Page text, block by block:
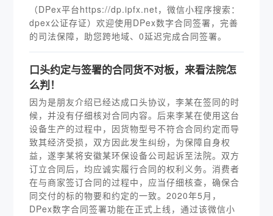
（DPex平台https://dp.ipfx.net，微信小程序搜索：
dpex公证存证）欢迎使用DPex数字合同签署，完善
的司法保障，助您跨地域、0延迟完成合同签署。
口头约定与签署的合同货不对板，来看法院怎
么判！
因为是朋友介绍已经达成口头协议，李某在签同的时
候，并没有仔细核对合同内容。后来李某在使用这台
设备生产的过程中，因货物型号不符合合同约定而导
致其经济受损，双方因此发生纠纷，为保障自身权
益，遂李某将安徽某环保设备公司起诉至法院。双方
订立合同后，均应诚实履行合同的权利义务。消费者
在与商家签订合同的过程中，应当仔细核查，确保合
同交付的标的物要和约定的一致。2020年5月，
DPex数字合同签署功能在正式上线，通过该微信小